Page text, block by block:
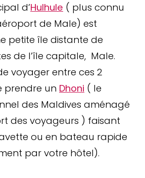
d’Hulhule ( plus connu
de Male) est
petite île distante de
de l’île capitale, Male.
voyager entre ces 2
prendre un Dhoni ( le
des Maldives aménagé
des voyageurs ) faisant
ou en bateau rapide
par votre hôtel).